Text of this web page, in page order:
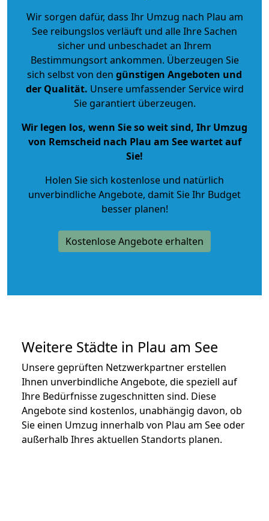
Wir sorgen dafür, dass Ihr Umzug nach Plau am
See reibungslos verläuft und alle Ihre Sachen
sicher und unbeschadet an Ihrem
Bestimmungsort ankommen. Überzeugen Sie
sich selbst von den günstigen Angeboten und
der Qualität. Unsere umfassender Service wird
Sie garantiert überzeugen.
Wir legen los, wenn Sie so weit sind, Ihr Umzug
von Remscheid nach Plau am See wartet auf
Sie!
Holen Sie sich kostenlose und natürlich
unverbindliche Angebote, damit Sie Ihr Budget
besser planen!
Kostenlose Angebote erhalten
Weitere Städte in Plau am See
Unsere geprüften Netzwerkpartner erstellen
Ihnen unverbindliche Angebote, die speziell auf
Ihre Bedürfnisse zugeschnitten sind. Diese
Angebote sind kostenlos, unabhängig davon, ob
Sie einen Umzug innerhalb von Plau am See oder
außerhalb Ihres aktuellen Standorts planen.